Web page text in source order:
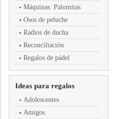
Máquinas: Palomitas
Osos de peluche
Radios de ducha
Reconciliación
Regalos de pádel
Ideas para regalos
Adolescentes
Amigos